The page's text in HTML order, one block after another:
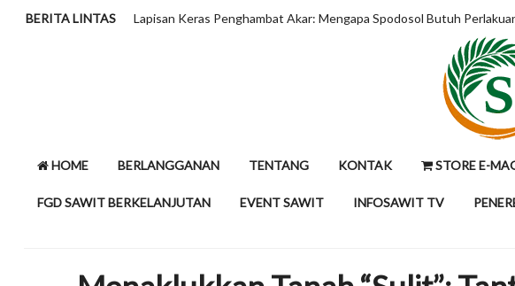
BERITA LINTASLapisan Keras Penghambat Akar: Mengapa Spodosol Butuh Perlakuan
HOME BERLANGGANAN TENTANG KONTAK STORE E-
FGD SAWIT BERKELANJUTAN EVENT SAWIT INFOSAWIT TV